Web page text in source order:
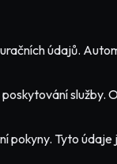
údajů.
služby.
Tyto údaje